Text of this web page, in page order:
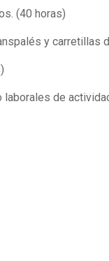
(40 horas)
y carretillas
de